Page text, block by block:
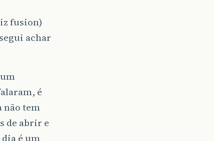
fusion)
achar
é
não tem
de abrir e
é um